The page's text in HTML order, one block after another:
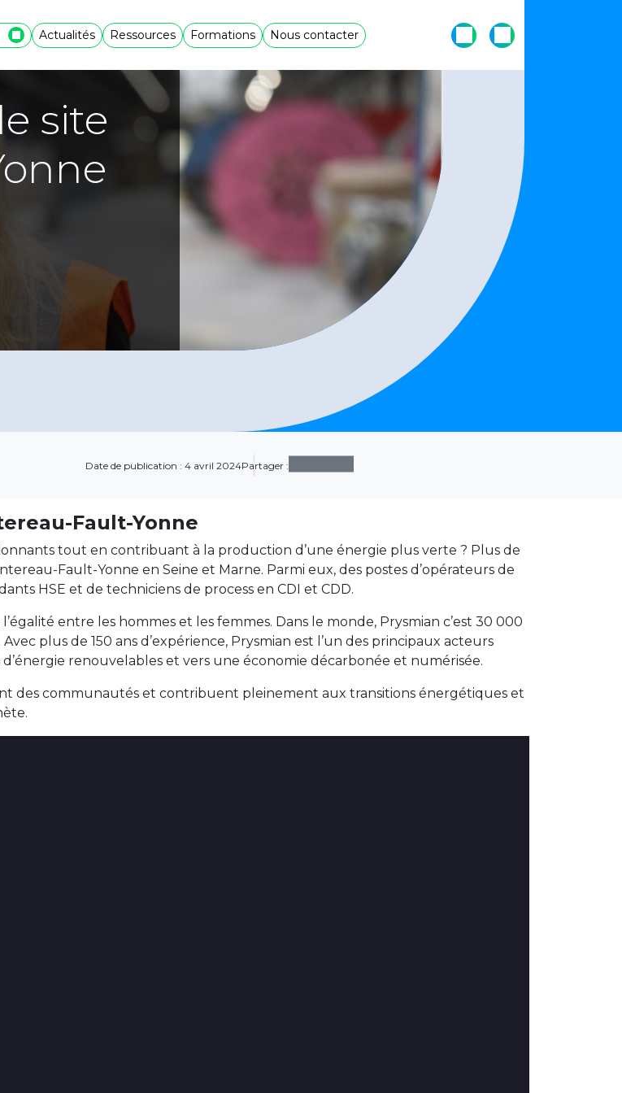
Actualités Ressources Formations Nous contacter
site
Fault-Yonne
tout en contribuant à la production d’une énergie plus verte ? Plus de
Fault-Yonne en Seine et Marne. Parmi eux, des postes d’opérateurs de
HSE et de techniciens de process en CDI et CDD.
entre les hommes et les femmes. Dans le monde, Prysmian c’est 30 000
plus de 150 ans d’expérience, Prysmian est l’un des principaux acteurs
renouvelables et vers une économie décarbonée et numérisée.
des communautés et contribuent pleinement aux transitions énergétiques et
Date de publication : 4 avril 2024Partager :